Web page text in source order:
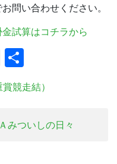
お問い合わせください。
試算はコチラから
Email
競走結）
Ａみついしの日々